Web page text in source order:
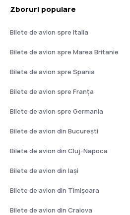
Zboruri populare
Bilete de avion spre Italia
Bilete de avion spre Marea Britanie
Bilete de avion spre Spania
Bilete de avion spre Franţa
Bilete de avion spre Germania
Bilete de avion din București
Bilete de avion din Cluj-Napoca
Bilete de avion din Iași
Bilete de avion din Timișoara
Bilete de avion din Craiova